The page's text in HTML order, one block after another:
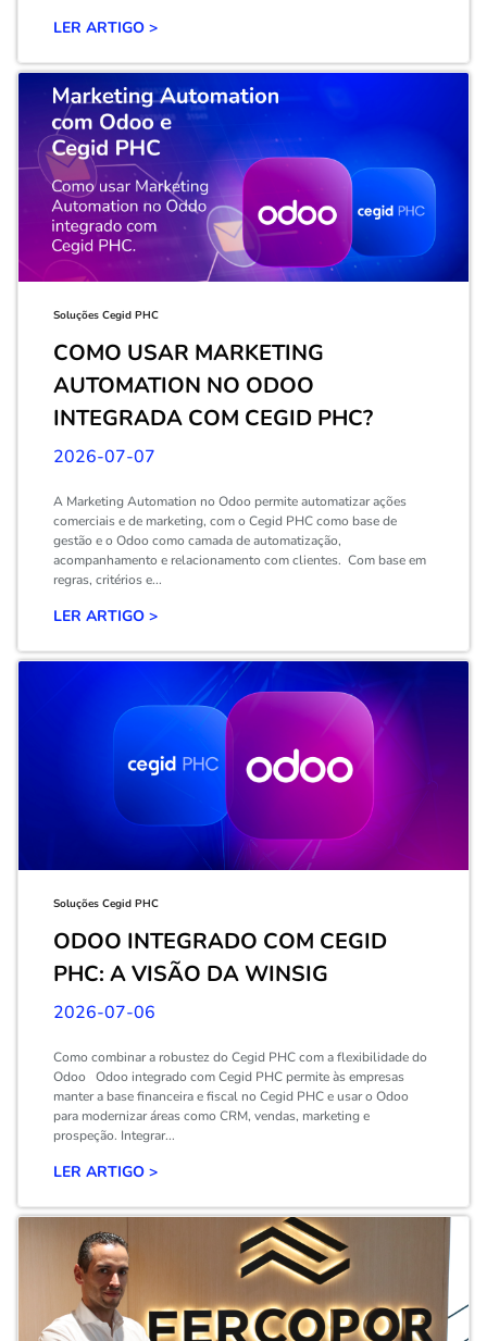
LER ARTIGO >
Soluções Cegid PHC
COMO USAR MARKETING
AUTOMATION NO ODOO
INTEGRADA COM CEGID PHC?
2026-07-07
A Marketing Automation no Odoo permite automatizar ações
comerciais e de marketing, com o Cegid PHC como base de
gestão e o Odoo como camada de automatização,
acompanhamento e relacionamento com clientes. Com base em
regras, critérios e...
LER ARTIGO >
Soluções Cegid PHC
ODOO INTEGRADO COM CEGID
PHC: A VISÃO DA WINSIG
2026-07-06
Como combinar a robustez do Cegid PHC com a flexibilidade do
Odoo Odoo integrado com Cegid PHC permite às empresas
manter a base financeira e fiscal no Cegid PHC e usar o Odoo
para modernizar áreas como CRM, vendas, marketing e
prospeção. Integrar...
LER ARTIGO >